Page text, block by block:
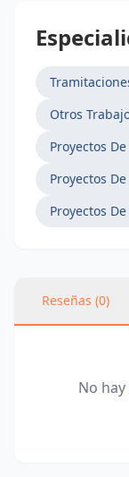
Otros
Proyectos
Proyectos
Proyectos
Reseñas (0)
No